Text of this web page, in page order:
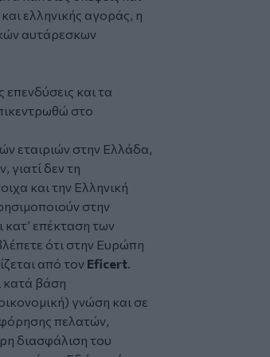
ελληνικής αγοράς, η
αυτάρεσκων
και τα
στο
εταιριών στην Ελλάδα,
γιατί δεν τη
και την Ελληνική
στην
κατ’ επέκταση των
ότι στην Ευρώπη
από τον Eficert.
κατά βάση
γνώση και σε
πελατών,
διασφάλιση του